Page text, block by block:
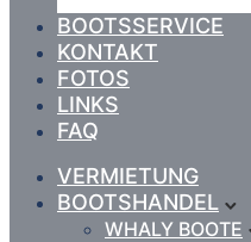
BOOTSSERVICE
KONTAKT
FOTOS
LINKS
FAQ
VERMIETUNG
BOOTSHANDEL
WHALY BOOTE